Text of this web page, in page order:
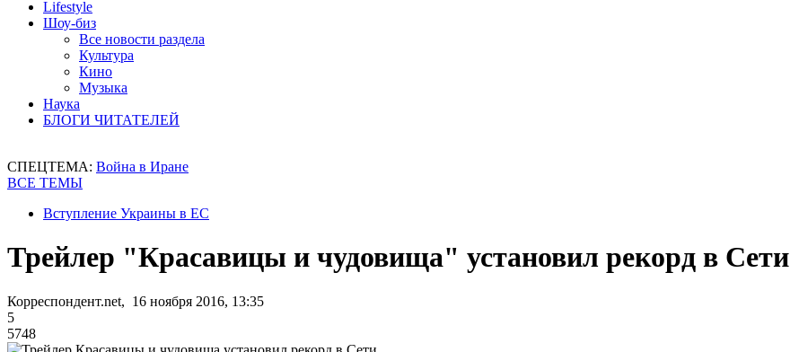
Lifestyle
Шоу-биз
Все новости раздела
Культура
Кино
Музыка
Наука
БЛОГИ ЧИТАТЕЛЕЙ
СПЕЦТЕМА: Война в Иране
ВСЕ ТЕМЫ
Вступление Украины в ЕС
Трейлер "Красавицы и чудовища" установил рекорд в Сети
Корреспондент.net, 16 ноября 2016, 13:35
5
5748